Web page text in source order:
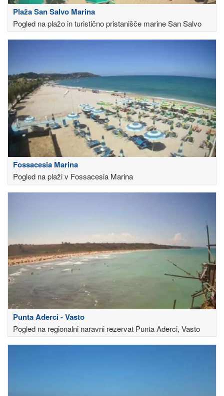
Plaža San Salvo Marina
Pogled na plažo in turistično pristanišče marine San Salvo
Fossacesia Marina
Pogled na plaži v Fossacesia Marina
Punta Aderci - Vasto
Pogled na regionalni naravni rezervat Punta Aderci, Vasto